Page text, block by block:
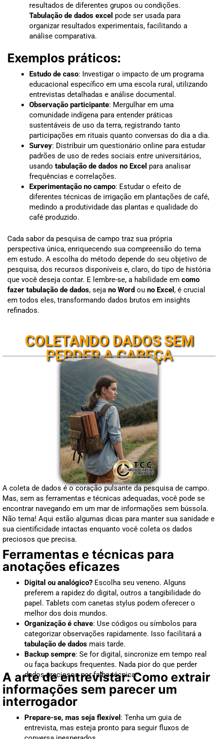
resultados de diferentes grupos ou condições.
Tabulação de dados excel pode ser usada para
organizar resultados experimentais, facilitando a
análise comparativa.
Exemplos práticos:
Estudo de caso: Investigar o impacto de um programa
educacional específico em uma escola rural, utilizando
entrevistas detalhadas e análise documental.
Observação participante: Mergulhar em uma
comunidade indígena para entender práticas
sustentáveis de uso da terra, registrando tanto
participações em rituais quanto conversas do dia a dia.
Survey: Distribuir um questionário online para estudar
padrões de uso de redes sociais entre universitários,
usando tabulação de dados no Excel para analisar
frequências e correlações.
Experimentação no campo: Estudar o efeito de
diferentes técnicas de irrigação em plantações de café,
medindo a produtividade das plantas e qualidade do
café produzido.
Cada sabor da pesquisa de campo traz sua própria
perspectiva única, enriquecendo sua compreensão do tema
em estudo. A escolha do método depende do seu objetivo de
pesquisa, dos recursos disponíveis e, claro, do tipo de história
que você deseja contar. E lembre-se, a habilidade em como
fazer tabulação de dados, seja no Word ou no Excel , é crucial
em todos eles, transformando dados brutos em insights
refinados.
COLETANDO DADOS SEM
PERDER A CABEÇA
A coleta de dados é o coração pulsante da pesquisa de campo.
Mas, sem as ferramentas e técnicas adequadas, você pode se
encontrar navegando em um mar de informações sem bússola.
Não tema! Aqui estão algumas dicas para manter sua sanidade e
sua cientificidade intactas enquanto você coleta os dados
preciosos que precisa.
Ferramentas e técnicas para
anotações eficazes
Digital ou analógico? Escolha seu veneno. Alguns
preferem a rapidez do digital, outros a tangibilidade do
papel. Tablets com canetas stylus podem oferecer o
melhor dos dois mundos.
Organização é chave: Use códigos ou símbolos para
categorizar observações rapidamente. Isso facilitará a
tabulação de dados mais tarde.
Backup sempre: Se for digital, sincronize em tempo real
ou faça backups frequentes. Nada pior do que perder
dados preciosos por falha técnica.
A arte de entrevistar: Como extrair
informações sem parecer um
interrogador
Prepare-se, mas seja flexível : Tenha um guia de
entrevista, mas esteja pronto para seguir fluxos de